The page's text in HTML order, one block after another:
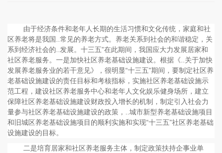
由于经济条件和老年人长期的生活习惯和文化传统，家庭和社
区养老将是我国..常见的养老方式。养老关系到社会的和谐稳定，关
系到经济社会的..发展。十三五”在此期间，我国应大力发展居家和
社区养老服务。一是加快社区养老基础设施建设。根据《..关于加快
发展养老服务业的若干意见》，很明显“十三五”期间，要制定社区养
老基础设施建设的责任目标和考核指标，实施社区养老基础设施示
范工程，建设社区养老服务中心和老年人文化娱乐健身场所，建立
保障社区养老基础设施建设财政投入增长的机制，制定引入社会力
量参与社区养老基础设施建设的政策，..城市新型养老基础设施项目
和旧城区养老基础设施项目的顺利实施和实现“十三五”社区养老基础
设施建设的目标。
二是培育居家和社区养老服务主体，制定政策扶持企事业单